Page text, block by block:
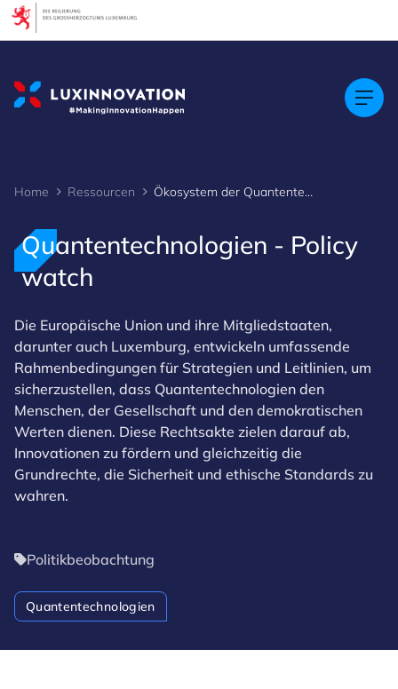
Home Ressourcen Ökosystem der Quantentechnologien - policy watch
Quantentechnologien - Policy
watch
Die Europäische Union und ihre Mitgliedstaaten,
darunter auch Luxemburg, entwickeln umfassende
Rahmenbedingungen für Strategien und Leitlinien, um
sicherzustellen, dass Quantentechnologien den
Menschen, der Gesellschaft und den demokratischen
Werten dienen. Diese Rechtsakte zielen darauf ab,
Innovationen zu fördern und gleichzeitig die
Grundrechte, die Sicherheit und ethische Standards zu
wahren.
Politikbeobachtung
Quantentechnologien
Cookies management panel